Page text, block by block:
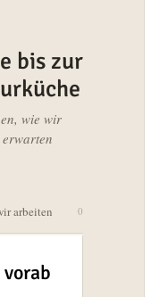
bis zur
wie wir
arbeiten 03